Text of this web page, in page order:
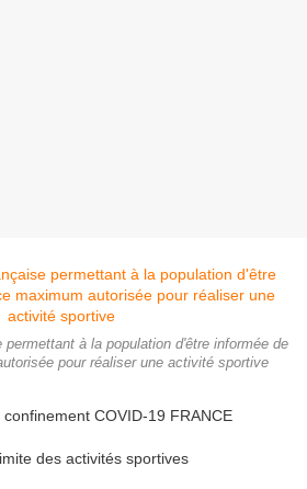
à la population d'être informée de
pour réaliser une activité sportive
COVID-19 FRANCE
des activités sportives